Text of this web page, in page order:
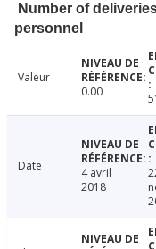
Number of
personnel
Valeur
0.00
Date
4 avril
2018